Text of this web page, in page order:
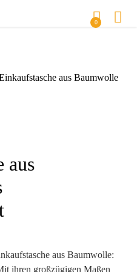
0
aus Baumwolle
aus
aus Baumwolle:
ihren großzügigen Maßen